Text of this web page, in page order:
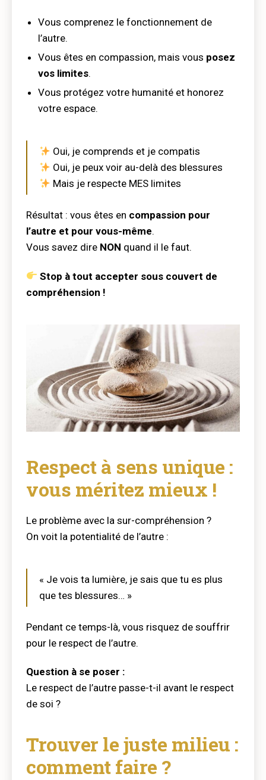
Vous comprenez le fonctionnement de
l’autre.
Vous êtes en compassion, mais vous posez
vos limites.
Vous protégez votre humanité et honorez
votre espace.
Oui, je comprends et je compatis
Oui, je peux voir au-delà des blessures
Mais je respecte MES limites
Résultat : vous êtes en compassion pour
l’autre et pour vous-même.
Vous savez dire NON quand il le faut.
Stop à tout accepter sous couvert de
compréhension !
Respect à sens unique :
vous méritez mieux !
Le problème avec la sur-compréhension ?
On voit la potentialité de l’autre :
« Je vois ta lumière, je sais que tu es plus
que tes blessures… »
Pendant ce temps-là, vous risquez de souffrir
pour le respect de l’autre.
Question à se poser :
Le respect de l’autre passe-t-il avant le respect
de soi ?
Trouver le juste milieu :
comment faire ?